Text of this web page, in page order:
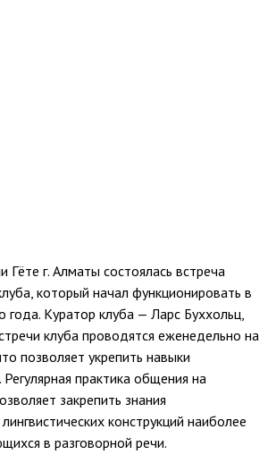
Гёте г. Алматы состоялась встреча
который начал функционировать в
года. Куратор клуба — Ларс Буххольц,
клуба проводятся еженедельно на
позволяет укрепить навыки
практика общения на
закрепить знания
конструкций наиболее
в разговорной речи.